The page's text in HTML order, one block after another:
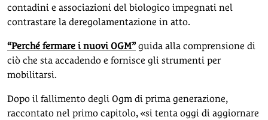
contadini e associazioni del biologico impegnati nel
contrastare la deregolamentazione in atto.
“Perché fermare i nuovi OGM”guida alla comprensione di
ciò che sta accadendo e fornisce gli strumenti per
mobilitarsi.
Dopo il fallimento degli Ogm di prima generazione,
raccontato nel primo capitolo, «si tenta oggi di aggiornare